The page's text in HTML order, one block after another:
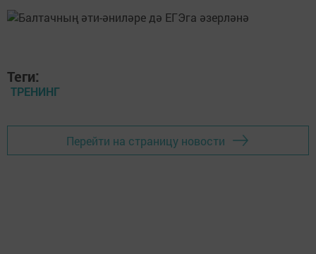
Теги:
ТРЕНИНГ
Перейти на страницу новости